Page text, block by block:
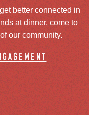
better connected in
at dinner, come to
our community.